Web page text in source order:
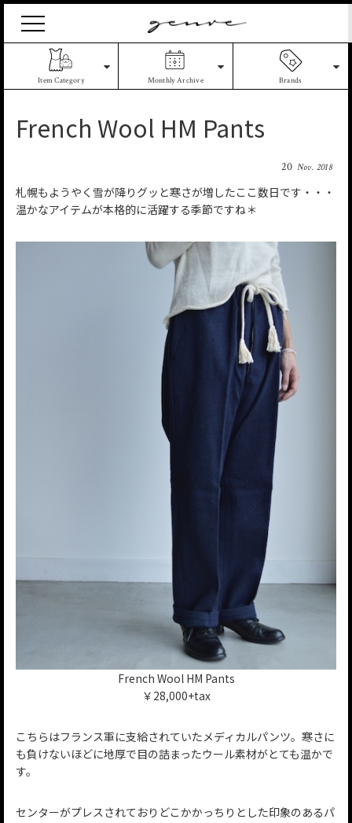
Clothes
Antique
Jewelry
Item Category Monthly Archive Brands
French Wool HM Pants
20 Nov. 2018
札幌もようやく雪が降りグッと寒さが増したここ数日です・・・
温かなアイテムが本格的に活躍する季節ですね＊
French Wool HM Pants
￥28,000+tax
こちらはフランス軍に支給されていたメディカルパンツ。寒さに
も負けないほどに地厚で目の詰まったウール素材がとても温かで
す。
センターがプレスされておりどこかかっちりとした印象のあるパ